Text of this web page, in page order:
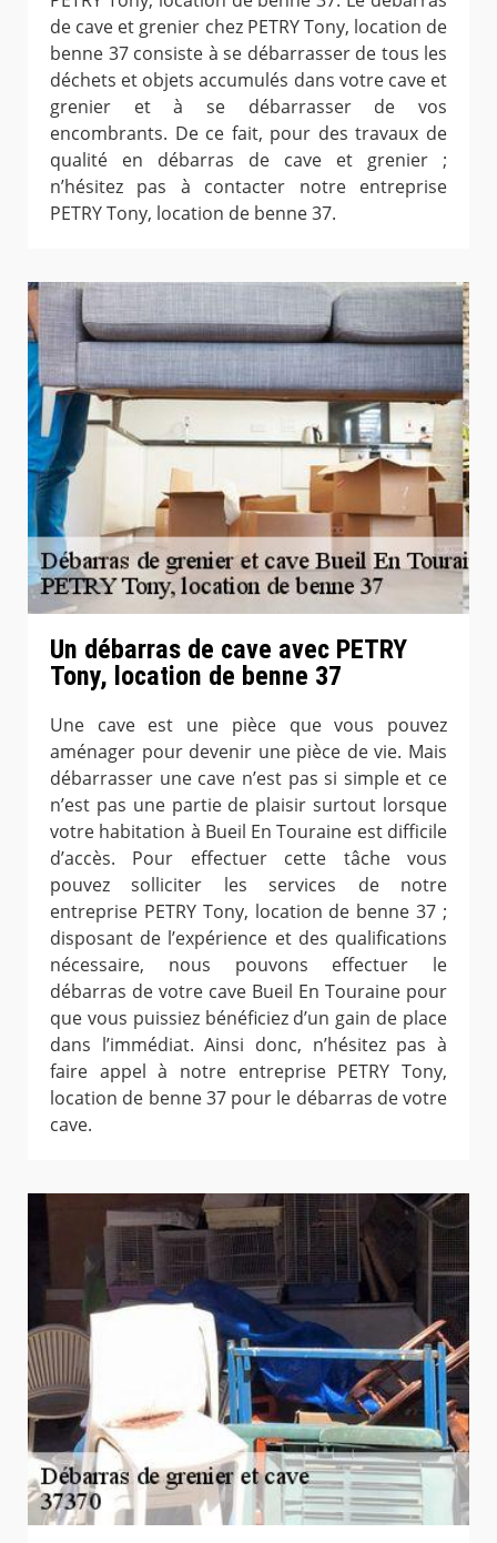
de cave et grenier chez PETRY Tony, location de
benne 37 consiste à se débarrasser de tous les
déchets et objets accumulés dans votre cave et
grenier et à se débarrasser de vos
encombrants. De ce fait, pour des travaux de
qualité en débarras de cave et grenier ;
n’hésitez pas à contacter notre entreprise
PETRY Tony, location de benne 37.
Un débarras de cave avec PETRY
Tony, location de benne 37
Une cave est une pièce que vous pouvez
aménager pour devenir une pièce de vie. Mais
débarrasser une cave n’est pas si simple et ce
n’est pas une partie de plaisir surtout lorsque
votre habitation à Bueil En Touraine est difficile
d’accès. Pour effectuer cette tâche vous
pouvez solliciter les services de notre
entreprise PETRY Tony, location de benne 37 ;
disposant de l’expérience et des qualifications
nécessaire, nous pouvons effectuer le
débarras de votre cave Bueil En Touraine pour
que vous puissiez bénéficiez d’un gain de place
dans l’immédiat. Ainsi donc, n’hésitez pas à
faire appel à notre entreprise PETRY Tony,
location de benne 37 pour le débarras de votre
cave.